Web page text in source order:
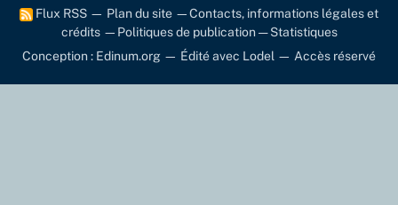
Flux RSS — Plan du site —Contacts, informations légales et
crédits— Politiques de publication—Statistiques
Conception : Edinum.org — Édité avec Lodel — Accès réservé